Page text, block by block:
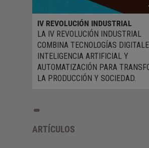
IV REVOLUCIÓN INDUSTRIAL
LA IV REVOLUCIÓN INDUSTRIAL
COMBINA TECNOLOGÍAS
INTELIGENCIA ARTIFICIAL Y
AUTOMATIZACIÓN PARA
LA PRODUCCIÓN Y SOCIEDAD.
ARTÍCULOS